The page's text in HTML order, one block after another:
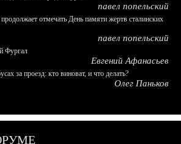
павел попельский
отмечать День памяти жертв сталинских
павел попельский
Фургал
Евгений Афанасьев
за проезд: кто виноват, и что делать?
Олег Паньков